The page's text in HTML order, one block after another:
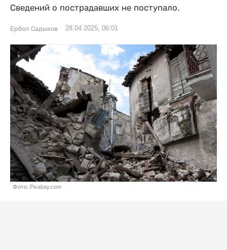
Сведений о пострадавших не поступало.
Ербол Садыков 28.04.2025, 06:01
Фото: Pixabay.com